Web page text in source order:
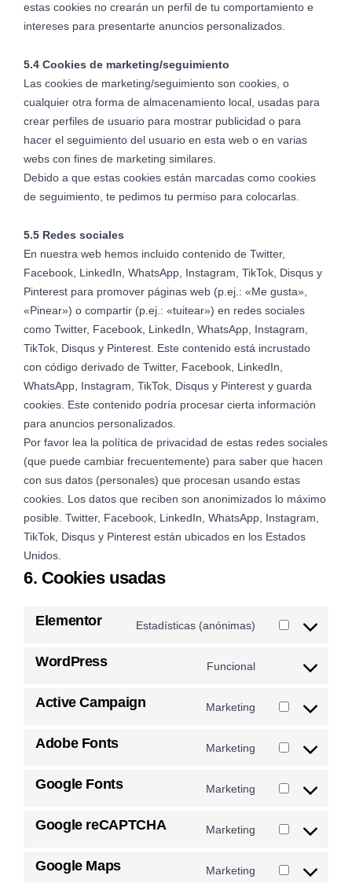
estas cookies no crearán un perfil de tu comportamiento e
intereses para presentarte anuncios personalizados.
5.4 Cookies de marketing/seguimiento
Las cookies de marketing/seguimiento son cookies, o
cualquier otra forma de almacenamiento local, usadas para
crear perfiles de usuario para mostrar publicidad o para
hacer el seguimiento del usuario en esta web o en varias
webs con fines de marketing similares.
Debido a que estas cookies están marcadas como cookies
de seguimiento, te pedimos tu permiso para colocarlas.
5.5 Redes sociales
En nuestra web hemos incluido contenido de Twitter,
Facebook, LinkedIn, WhatsApp, Instagram, TikTok, Disqus y
Pinterest para promover páginas web (p.ej.: «Me gusta»,
«Pinear») o compartir (p.ej.: «tuitear») en redes sociales
como Twitter, Facebook, LinkedIn, WhatsApp, Instagram,
TikTok, Disqus y Pinterest. Este contenido está incrustado
con código derivado de Twitter, Facebook, LinkedIn,
WhatsApp, Instagram, TikTok, Disqus y Pinterest y guarda
cookies. Este contenido podría procesar cierta información
para anuncios personalizados.
Por favor lea la política de privacidad de estas redes sociales
(que puede cambiar frecuentemente) para saber que hacen
con sus datos (personales) que procesan usando estas
cookies. Los datos que reciben son anonimizados lo máximo
posible. Twitter, Facebook, LinkedIn, WhatsApp, Instagram,
TikTok, Disqus y Pinterest están ubicados en los Estados
Unidos.
6. Cookies usadas
Elementor Estadísticas (anónimas)
WordPress Funcional
Active Campaign Marketing
Adobe Fonts Marketing
Google Fonts Marketing
Google reCAPTCHA Marketing
Google Maps Marketing